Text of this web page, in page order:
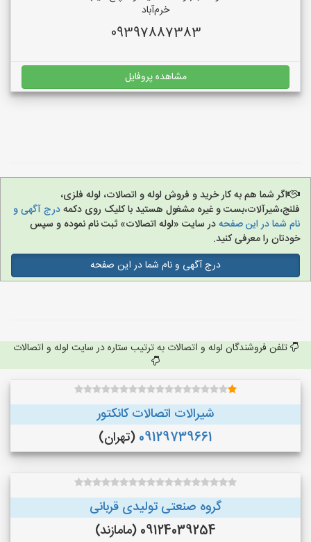
خرم‌آباد
09397887383
مشاهده پروفایل
اگر شما هم به کار خرید و فروش لوله و اتصالات، لوله فلزی،
فلنج،شیرآلات،بست و غیره مشغول هستید با کلیک روی دکمهدرج آگهی و
نام شما در این صفحهدر سایت «لوله اتصالات» ثبت نام نموده و سپس
خودتان را معرفی کنید.
درج آگهی و نام شما در این صفحه
تلفن فروشندگان لوله و اتصالات به ترتیب ستاره در سایت لوله و اتصالات
شیرالات اتصالات کانکتور
09129739661 (تهران)
گروه صنعتی تولیدی قربانی
09124039254 (مامازند)